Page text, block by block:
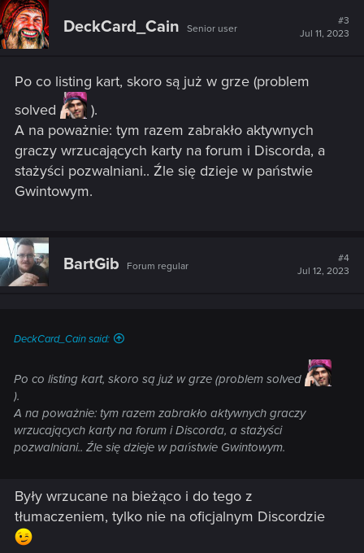
DeckCard_Cain Senior user
#3
Jul 11, 2023
Po co listing kart, skoro są już w grze (problem
solved
).
A na poważnie: tym razem zabrakło aktywnych
graczy wrzucających karty na forum i Discorda, a
stażyści pozwalniani.. Źle się dzieje w państwie
Gwintowym.
BartGib Forum regular
#4
Jul 12, 2023
DeckCard_Cain said:
Po co listing kart, skoro są już w grze (problem solved
).
A na poważnie: tym razem zabrakło aktywnych graczy
wrzucających karty na forum i Discorda, a stażyści
pozwalniani.. Źle się dzieje w państwie Gwintowym.
Były wrzucane na bieżąco i do tego z
tłumaczeniem, tylko nie na oficjalnym Discordzie